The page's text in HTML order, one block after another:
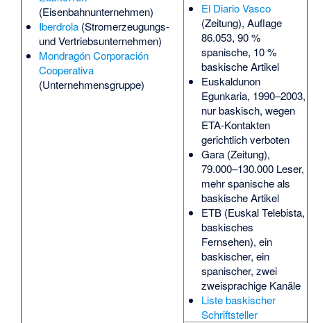
El Diario Vasco
(Zeitung), Auflage
86.053, 90 %
spanische, 10 %
baskische Artikel
Euskaldunon
Egunkaria, 1990–2003,
nur baskisch, wegen
ETA-Kontakten
gerichtlich verboten
Gara(Zeitung),
79.000–130.000 Leser,
mehr spanische als
baskische Artikel
ETB(Euskal Telebista,
baskisches
Fernsehen), ein
baskischer, ein
spanischer, zwei
zweisprachige Kanäle
Liste baskischer
Schriftsteller
(Eisenbahnunternehmen)
Iberdrola(Stromerzeugungs-
und Vertriebsunternehmen)
Mondragón Corporación
Cooperativa
(Unternehmensgruppe)